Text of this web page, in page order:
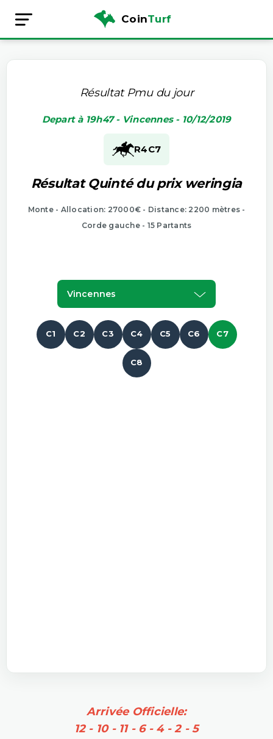
CoinTurf
Résultat Pmu du jour
Depart à 19h47 - Vincennes - 10/12/2019
R4C7
Résultat Quinté du prix weringia
Monte - Allocation: 27000€ - Distance: 2200 mètres -
Corde gauche - 15 Partants
Vincennes
C1 C2 C3 C4 C5 C6 C7
C8
Arrivée Officielle:
12 - 10 - 11 - 6 - 4 - 2 - 5